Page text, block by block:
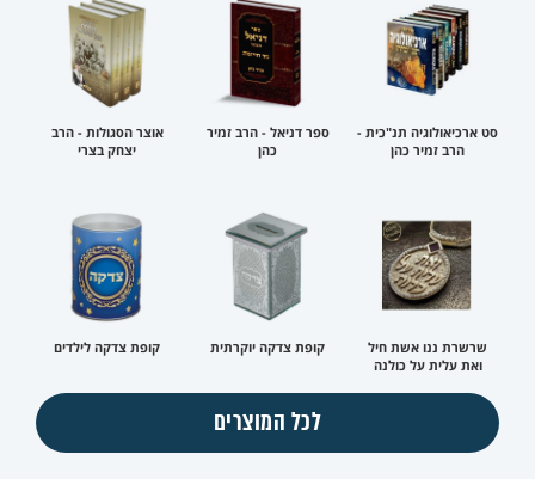
סט ארכיאולוגיה תנ"כית -
הרב זמיר כהן
ספר דניאל - הרב זמיר
כהן
אוצר הסגולות - הרב
יצחק בצרי
שרשרת ננו אשת חיל
ואת עלית על כולנה
קופת צדקה יוקרתית קופת צדקה לילדים
לכל המוצרים